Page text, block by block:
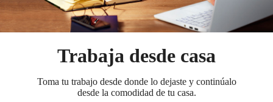
Trabaja desde casa
Toma tu trabajo desde donde lo dejaste y continúalo
desde la comodidad de tu casa.